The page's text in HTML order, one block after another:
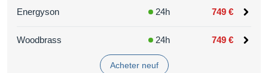
Energyson 24h 749 €
Woodbrass 24h 749 €
Acheter neuf